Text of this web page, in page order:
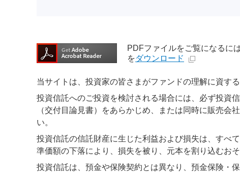
PDFファイルをご覧になるに
をダウンロード
当サイトは、投資家の皆さまがファンドの理解に資す
投資信託へのご投資を検討される場合には、必ず投資
（交付目論見書）をあらかじめ、または同時に販売
い。
投資信託の信託財産に生じた利益および損失は、すべ
準価額の下落により、損失を被り、元本を割り込むおそ
投資信託は、預金や保険契約とは異なり、預金保険・